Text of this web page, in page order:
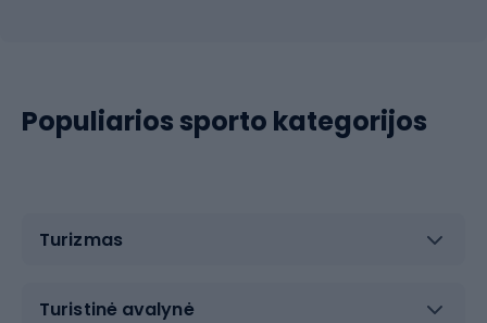
Populiarios sporto kategorijos
Turizmas
Turistinė avalynė